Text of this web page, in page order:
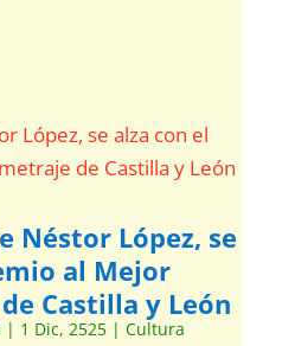
Néstor López, se
al Mejor
Castilla y León
| 1 Dic, 2525| Cultura